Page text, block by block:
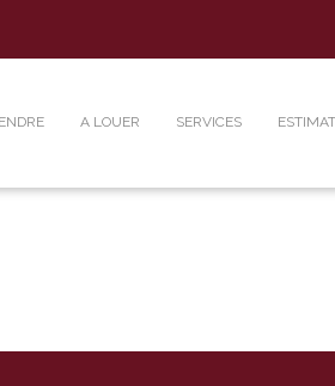
A LOUER SERVICES